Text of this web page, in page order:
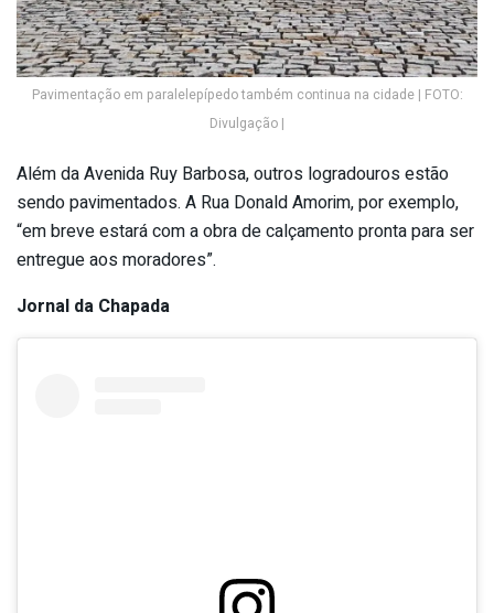
Pavimentação em paralelepípedo também continua na cidade | FOTO:
Divulgação |
Além da Avenida Ruy Barbosa, outros logradouros estão
sendo pavimentados. A Rua Donald Amorim, por exemplo,
“em breve estará com a obra de calçamento pronta para ser
entregue aos moradores”.
Jornal da Chapada